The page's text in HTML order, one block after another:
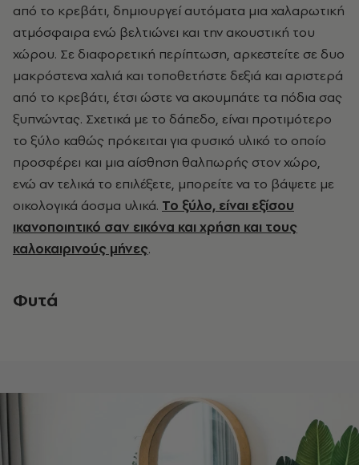
από το κρεβάτι, δημιουργεί αυτόματα μια χαλαρωτική
ατμόσφαιρα ενώ βελτιώνει και την ακουστική του
χώρου. Σε διαφορετική περίπτωση, αρκεστείτε σε δυο
μακρόστενα χαλιά και τοποθετήστε δεξιά και αριστερά
από το κρεβάτι, έτσι ώστε να ακουμπάτε τα πόδια σας
ξυπνώντας. Σχετικά με το δάπεδο, είναι προτιμότερο
το ξύλο καθώς πρόκειται για φυσικό υλικό το οποίο
προσφέρει και μια αίσθηση θαλπωρής στον χώρο,
ενώ αν τελικά το επιλέξετε, μπορείτε να το βάψετε με
οικολογικά άοσμα υλικά. Το ξύλο, είναι εξίσου
ικανοποιητικό σαν εικόνα και χρήση και τους
καλοκαιρινούς μήνες.
Φυτά